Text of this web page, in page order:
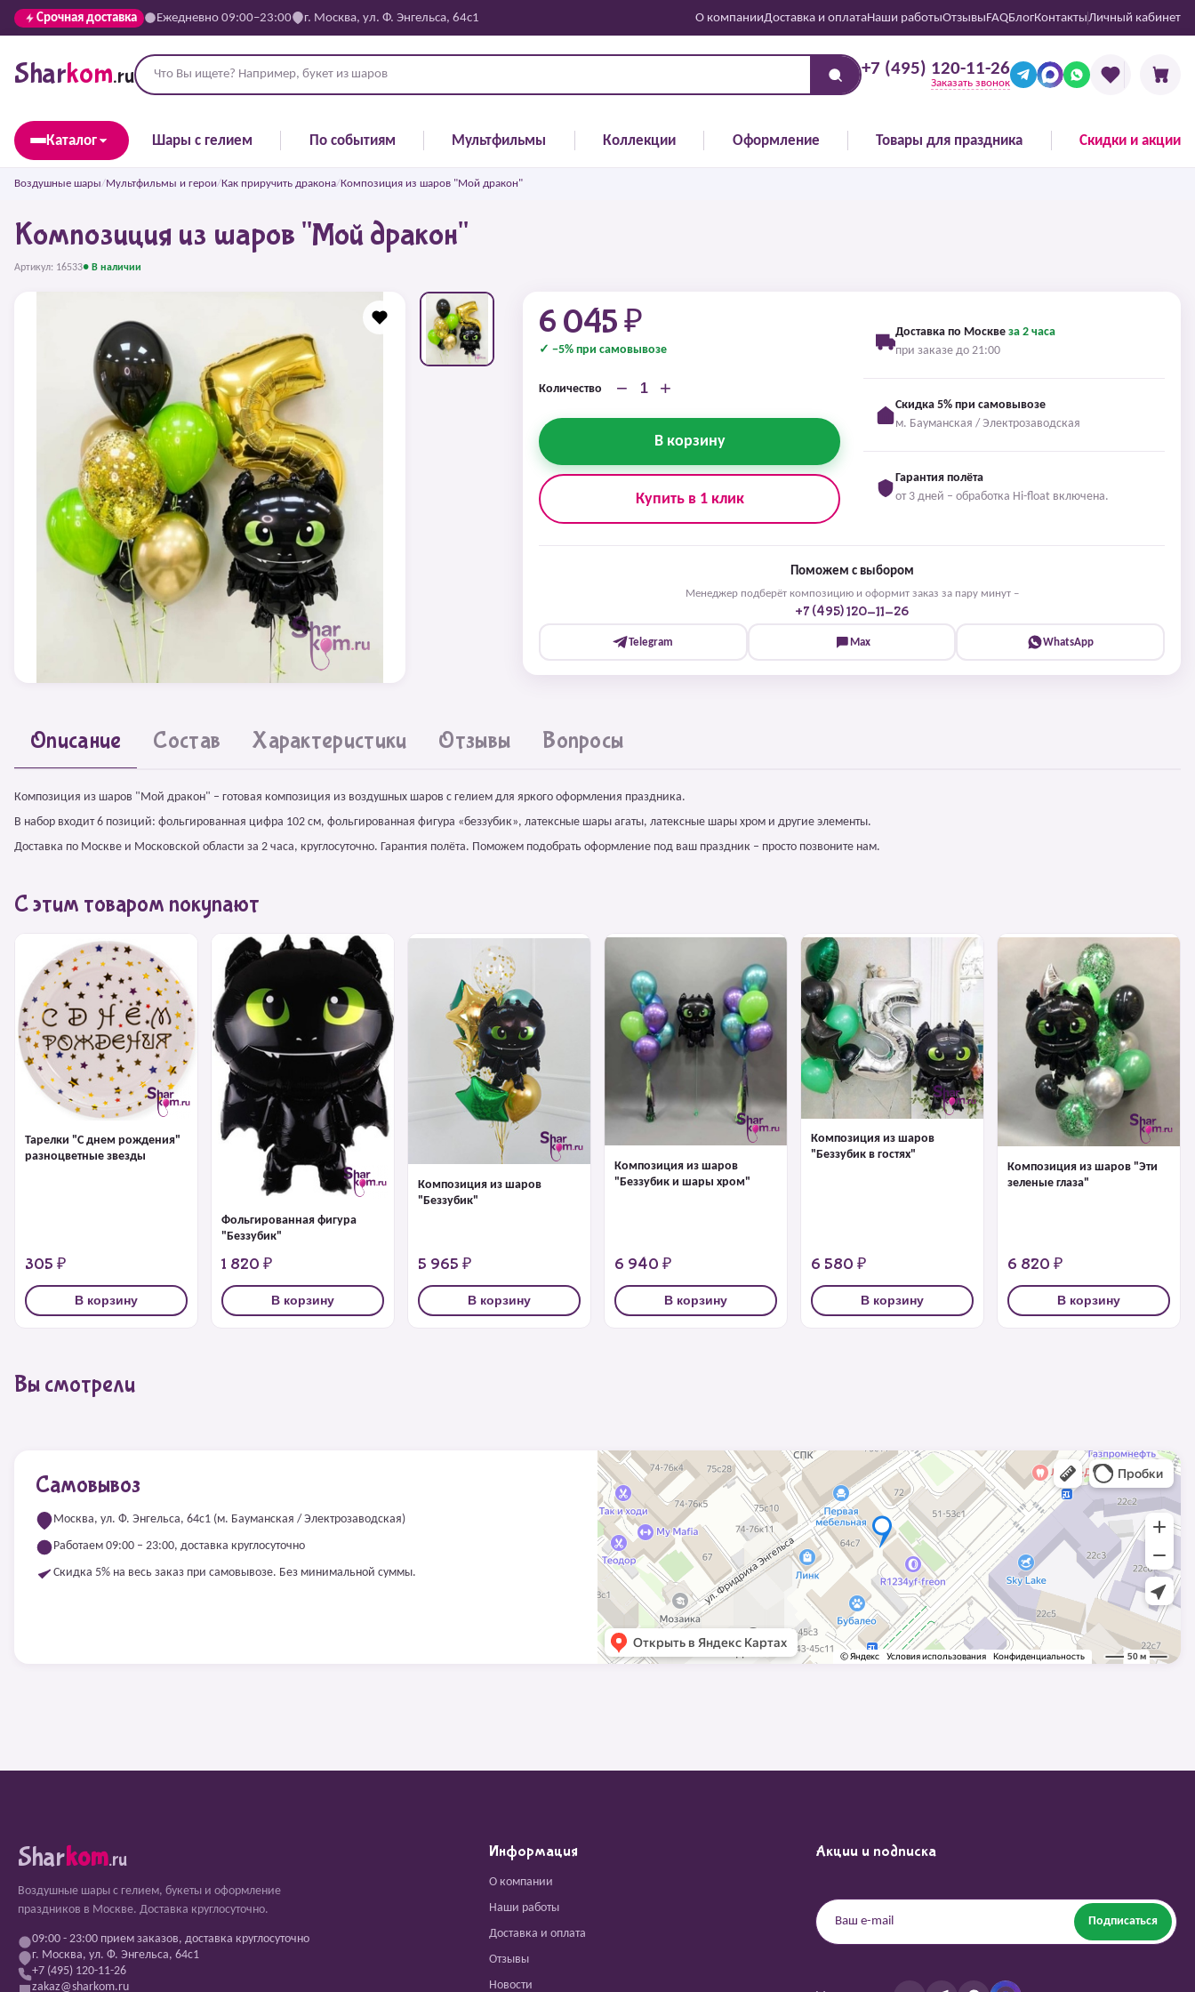
Срочная доставка Ежедневно 09:00–23:00 г. Москва, ул. Ф. Энгельса, 64с1 О компанииДоставка и оплатаНаши работыОтзывыFAQБлогКонтактыЛичный кабинет
Sharkom.ru +7 (495) 120-11-26
Заказать звонок
Каталог Шары с гелием По событиям Мультфильмы Коллекции Оформление Товары для праздника Скидки и акции
Воздушные шары/Мультфильмы и герои/Как приручить дракона/Композиция из шаров "Мой дракон"
Композиция из шаров "Мой дракон"
Артикул: 16533● В наличии
6 045 ₽
✓ −5% при самовывозе
Количество − +
В корзину
Купить в 1 клик
Доставка по Москве за 2 часа
при заказе до 21:00
Скидка 5% при самовывозе
м. Бауманская / Электрозаводская
Гарантия полёта
от 3 дней – обработка Hi-float включена.
Поможем с выбором
Менеджер подберёт композицию и оформит заказ за пару минут –
+7 (495) 120-11-26
Telegram Max WhatsApp
Описание Состав Характеристики Отзывы Вопросы
Композиция из шаров "Мой дракон" – готовая композиция из воздушных шаров с гелием для яркого оформления праздника.
В набор входит 6 позиций: фольгированная цифра 102 см, фольгированная фигура «беззубик», латексные шары агаты, латексные шары хром и другие элементы.
Доставка по Москве и Московской области за 2 часа, круглосуточно. Гарантия полёта. Поможем подобрать оформление под ваш праздник – просто позвоните нам.
С этим товаром покупают
Тарелки "С днем рождения"
разноцветные звезды
305 ₽
В корзину
Фольгированная фигура
"Беззубик"
1 820 ₽
В корзину
Композиция из шаров
"Беззубик"
5 965 ₽
В корзину
Композиция из шаров
"Беззубик и шары хром"
6 940 ₽
В корзину
Композиция из шаров
"Беззубик в гостях"
6 580 ₽
В корзину
Композиция из шаров "Эти
зеленые глаза"
6 820 ₽
В корзину
Вы смотрели
Самовывоз
Москва, ул. Ф. Энгельса, 64с1 (м. Бауманская / Электрозаводская)
Работаем 09:00 – 23:00, доставка круглосуточно
Скидка 5% на весь заказ при самовывозе. Без минимальной суммы.
Sharkom.ru
Воздушные шары с гелием, букеты и оформление
праздников в Москве. Доставка круглосуточно.
09:00 - 23:00 прием заказов, доставка круглосуточно
г. Москва, ул. Ф. Энгельса, 64с1
+7 (495) 120-11-26
zakaz@sharkom.ru
Информация
О компании
Наши работы
Доставка и оплата
Отзывы
Новости
Акции и подписка
Подписаться